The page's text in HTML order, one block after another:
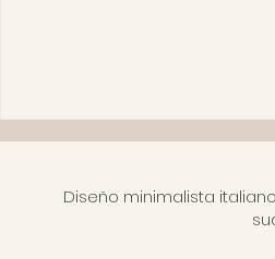
Diseño minimalista